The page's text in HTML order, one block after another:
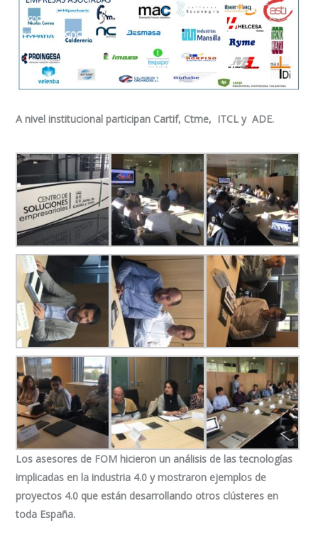
A nivel institucional participan Cartif, Ctme, ITCL y ADE.
Los asesores de FOM hicieron un análisis de las tecnologías
implicadas en la industria 4.0 y mostraron ejemplos de
proyectos 4.0 que están desarrollando otros clústeres en
toda España.